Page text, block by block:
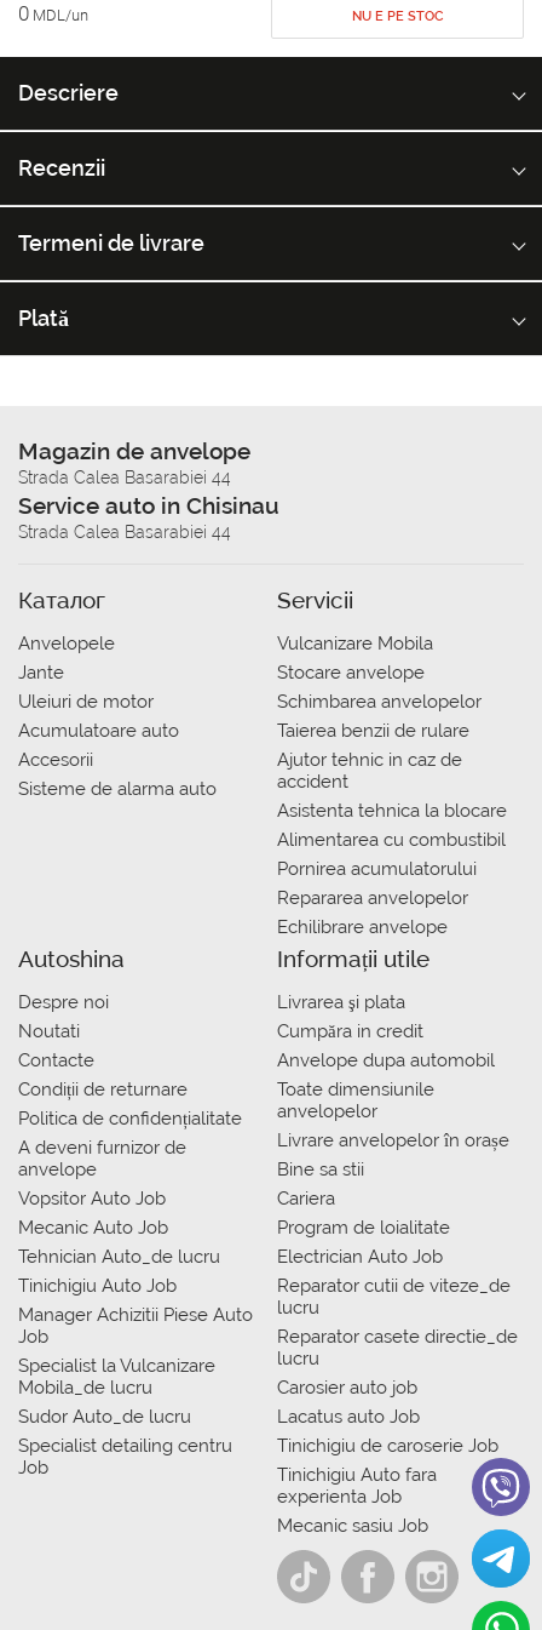
0 MDL/un NU E PE STOC
Descriere
Recenzii
Termeni de livrare
Plată
Magazin de anvelope
Strada Calea Basarabiei 44
Service auto in Chisinau
Strada Calea Basarabiei 44
Каталог
Anvelopele
Jante
Uleiuri de motor
Acumulatoare auto
Accesorii
Sisteme de alarma auto
Servicii
Vulcanizare Mobila
Stocare anvelope
Schimbarea anvelopelor
Taierea benzii de rulare
Ajutor tehnic in caz de
accident
Asistenta tehnica la blocare
Alimentarea cu combustibil
Pornirea acumulatorului
Repararea anvelopelor
Echilibrare anvelope
Autoshina
Despre noi
Noutati
Contacte
Condiții de returnare
Politica de confidențialitate
A deveni furnizor de
anvelope
Vopsitor Auto Job
Mecanic Auto Job
Tehnician Auto_de lucru
Tinichigiu Auto Job
Manager Achizitii Piese Auto
Job
Specialist la Vulcanizare
Mobila_de lucru
Sudor Auto_de lucru
Specialist detailing centru
Job
Informații utile
Livrarea şi plata
Сumpăra in credit
Anvelope dupa automobil
Toate dimensiunile
anvelopelor
Livrare anvelopelor în orașe
Bine sa stii
Cariera
Program de loialitate
Electrician Auto Job
Reparator cutii de viteze_de
lucru
Reparator casete directie_de
lucru
Carosier auto job
Lacatus auto Job
Tinichigiu de caroserie Job
Tinichigiu Auto fara
experienta Job
Mecanic sasiu Job